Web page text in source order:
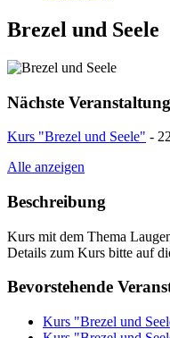
Brezel und Seele
Nächste Veranstaltung
Kurs "Brezel und Seele" -
Alle anzeigen
Beschreibung
Kurs mit dem Thema
Details zum Kurs bitte auf
Bevorstehende
Kurs "Brezel und